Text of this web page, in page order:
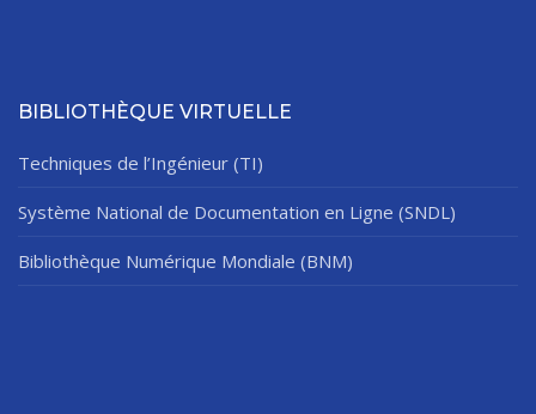
BIBLIOTHÈQUE VIRTUELLE
Techniques de l’Ingénieur (TI)
Système National de Documentation en Ligne (SNDL)
Bibliothèque Numérique Mondiale (BNM)